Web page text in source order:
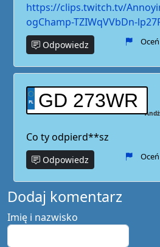
https://clips.twitch.tv/
ogChamp-TZIWqVVbDn-
Odpowiedz
GD 273WR
Co ty odpierd**sz
Odpowiedz
Dodaj komentarz
Imię i nazwisko